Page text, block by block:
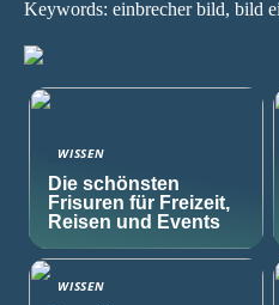
Keywords: einbrecher bild, bild
WISSEN
Die schönsten
Frisuren für Freizeit,
Reisen und Events
WISSEN